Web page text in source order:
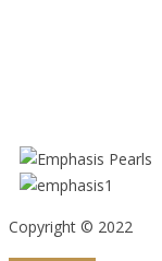
Copyright © 2022